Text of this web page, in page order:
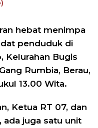
hebat menimpa
penduduk di
Kelurahan Bugis
Rumbia, Berau,
13.00 Wita.
Ketua RT 07, dan
ada juga satu unit